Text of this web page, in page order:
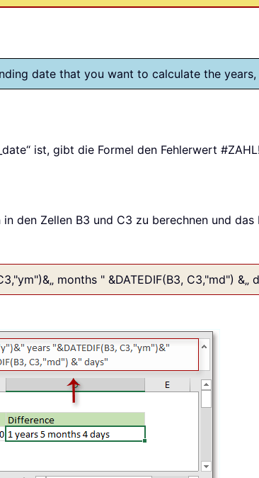
date that you want to calculate the
ist, gibt die Formel den Fehlerwert
den Zellen B3 und C3 zu berechnen und
months " &DATEDIF(B3, C3,"md") &„